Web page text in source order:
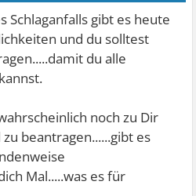
Schlaganfalls gibt es heute
und du solltest
du alle
noch zu Dir
beantragen......gibt es
Mal.....was es für